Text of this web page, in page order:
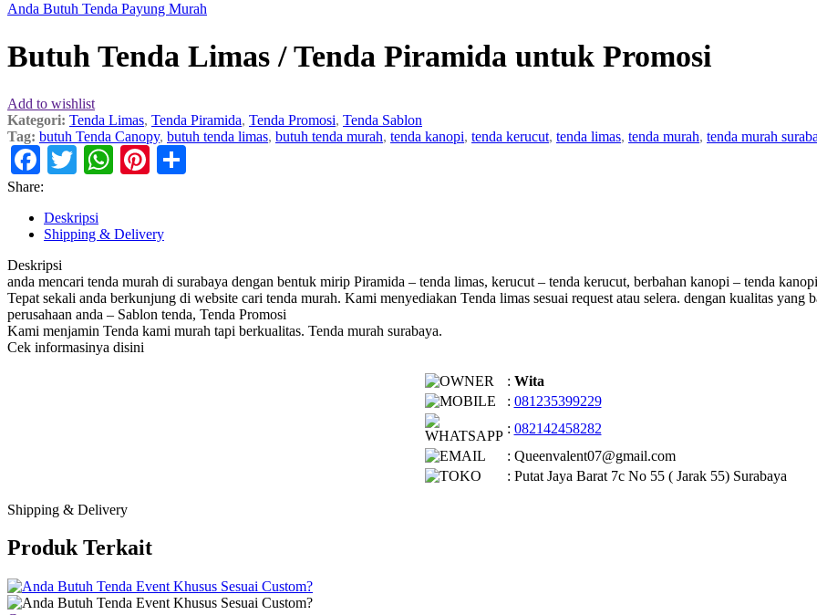
Anda Butuh Tenda Payung Murah
Butuh Tenda Limas / Tenda Piramida untuk Promosi
Add to wishlist
Kategori: Tenda Limas, Tenda Piramida, Tenda Promosi, Tenda Sablon
Tag: butuh Tenda Canopy, butuh tenda limas, butuh tenda murah, tenda kanopi, tenda kerucut, tenda limas, tenda murah, tenda murah
Facebook
TwitterWhatsApp
Pinterest
Share:
Deskripsi
Shipping & Delivery
Deskripsi
anda mencari tenda murah di surabaya dengan bentuk mirip Piramida – tenda limas, kerucut – tenda kerucut, berbahan kanopi – tenda
Tepat sekali anda berkunjung di website cari tenda murah. Kami menyediakan Tenda limas sesuai request atau selera. dengan kualitas yang
perusahaan anda – Sablon tenda, Tenda Promosi
Kami menjamin Tenda kami murah tapi berkualitas. Tenda murah surabaya.
Cek informasinya disini
: Wita
: 081235399229
: 082142458282
: Queenvalent07@gmail.com
: Putat Jaya Barat 7c No 55 ( Jarak 55) Surabaya
Shipping & Delivery
Produk Terkait